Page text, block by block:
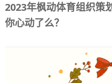
2023年枫动体育组织策
你心动了么？